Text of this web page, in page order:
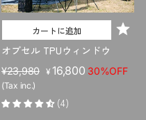
カートに追加
オブセル TPUウィンドウ
販
売
価
¥23,980 セ
ル
¥ 16,800 30%OFF
(Tax inc.)
(4)